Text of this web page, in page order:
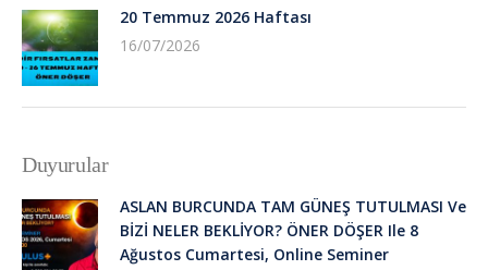
20 Temmuz 2026 Haftası
16/07/2026
Duyurular
ASLAN BURCUNDA TAM GÜNEŞ TUTULMASI Ve
BİZİ NELER BEKLİYOR? ÖNER DÖŞER Ile 8
Ağustos Cumartesi, Online Seminer